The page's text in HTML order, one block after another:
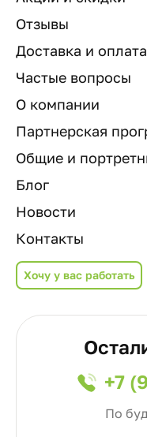
Отзывы
Доставка и оплата
Частые вопросы
О компании
Партнерская
Общие и
Блог
Новости
Контакты
Хочу у вас работать
+7
По